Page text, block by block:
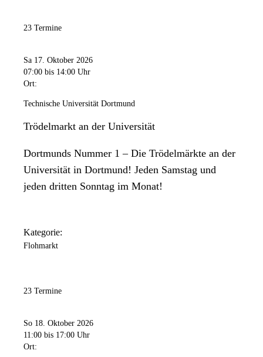
23 Termine
Sa 17. Oktober 2026
07:00 bis 14:00 Uhr
Ort:
Technische Universität Dortmund
Trödelmarkt an der Universität
Dortmunds Nummer 1 – Die Trödelmärkte an der
Universität in Dortmund! Jeden Samstag und
jeden dritten Sonntag im Monat!
Kategorie:
Flohmarkt
23 Termine
So 18. Oktober 2026
11:00 bis 17:00 Uhr
Ort: